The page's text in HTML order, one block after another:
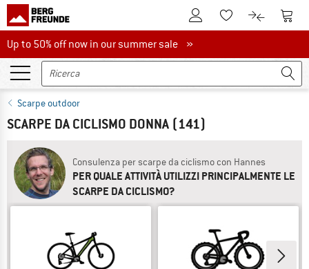
Al conto clienteAlla lista
Al Al
Up to 50% off now in our summer sale
Up to 50% off now in our summer sale »
Scarpe outdoor
SCARPE DA CICLISMO DONNA (141)
Consulenza per scarpe da ciclismo con Hannes
PER QUALE ATTIVITÀ UTILIZZI PRINCIPALMENTE LE
SCARPE DA CICLISMO?